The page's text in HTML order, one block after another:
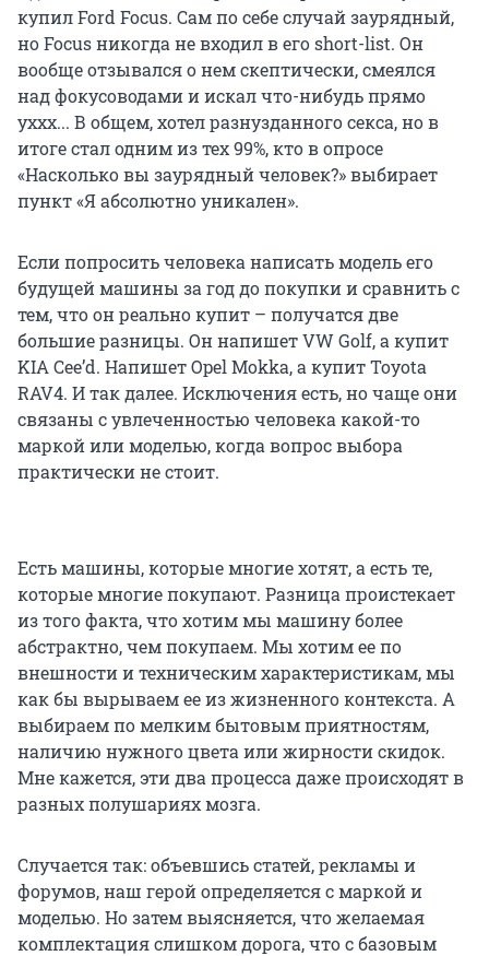
купил Ford Focus. Сам по себе случай заурядный,
но Focus никогда не входил в его short-list. Он
вообще отзывался о нем скептически, смеялся
над фокусоводами и искал что-нибудь прямо
уххх... В общем, хотел разнузданного секса, но в
итоге стал одним из тех 99%, кто в опросе
«Насколько вы заурядный человек?» выбирает
пункт «Я абсолютно уникален».
Если попросить человека написать модель его
будущей машины за год до покупки и сравнить с
тем, что он реально купит – получатся две
большие разницы. Он напишет VW Golf, а купит
KIA Cee’d. Напишет Opel Mokka, а купит Toyota
RAV4. И так далее. Исключения есть, но чаще они
связаны с увлеченностью человека какой-то
маркой или моделью, когда вопрос выбора
практически не стоит.
Есть машины, которые многие хотят, а есть те,
которые многие покупают. Разница проистекает
из того факта, что хотим мы машину более
абстрактно, чем покупаем. Мы хотим ее по
внешности и техническим характеристикам, мы
как бы вырываем ее из жизненного контекста. А
выбираем по мелким бытовым приятностям,
наличию нужного цвета или жирности скидок.
Мне кажется, эти два процесса даже происходят в
разных полушариях мозга.
Случается так: объевшись статей, рекламы и
форумов, наш герой определяется с маркой и
моделью. Но затем выясняется, что желаемая
комплектация слишком дорога, что с базовым